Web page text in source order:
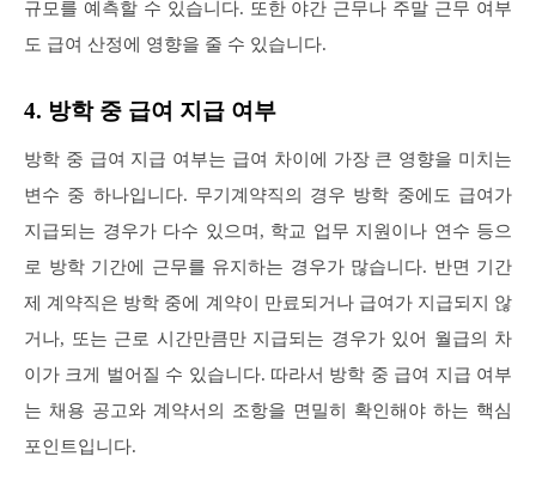
규모를 예측할 수 있습니다. 또한 야간 근무나 주말 근무 여부
도 급여 산정에 영향을 줄 수 있습니다.
4. 방학 중 급여 지급 여부
방학 중 급여 지급 여부는 급여 차이에 가장 큰 영향을 미치는
변수 중 하나입니다. 무기계약직의 경우 방학 중에도 급여가
지급되는 경우가 다수 있으며, 학교 업무 지원이나 연수 등으
로 방학 기간에 근무를 유지하는 경우가 많습니다. 반면 기간
제 계약직은 방학 중에 계약이 만료되거나 급여가 지급되지 않
거나, 또는 근로 시간만큼만 지급되는 경우가 있어 월급의 차
이가 크게 벌어질 수 있습니다. 따라서 방학 중 급여 지급 여부
는 채용 공고와 계약서의 조항을 면밀히 확인해야 하는 핵심
포인트입니다.